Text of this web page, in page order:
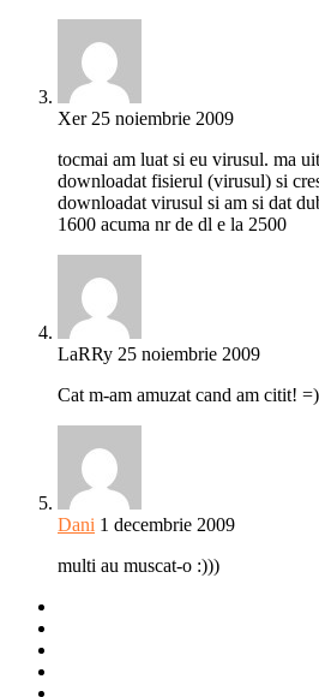
Xer 25 noiembrie 2009
tocmai am luat si eu virusul. ma
downloadat fisierul (virusul) si
downloadat virusul si am si dat
1600 acuma nr de dl e la 2500
LaRRy 25 noiembrie 2009
Cat m-am amuzat cand am citit!
Dani 1 decembrie 2009
multi au muscat-o :)))